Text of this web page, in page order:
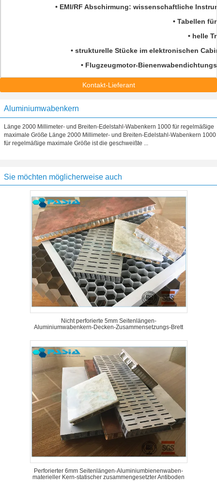
• EMI/RF Abschirmung: wissenschaftliche
• Tabellen
• helle
• strukturelle Stücke im elektronischen
• Flugzeugmotor-
Kontakt-Lieferant
Aluminiumwabenkern
Länge 2000 Millimeter- und Breiten-Edelstahl-Wabenkern 1000 für regelmäßige
maximale Größe Länge 2000 Millimeter- und Breiten-Edelstahl-Wabenkern 1000
für regelmäßige maximale Größe ist die geschweißte ...
Sie möchten möglicherweise auch
Nicht perforierte 5mm Seitenlängen-
Aluminiumwabenkern-Decken-Zusammensetzungs-Brett
Perforierter 6mm Seitenlängen-Aluminiumbienenwaben-
materieller Kern-statischer zusammengesetzter Antiboden